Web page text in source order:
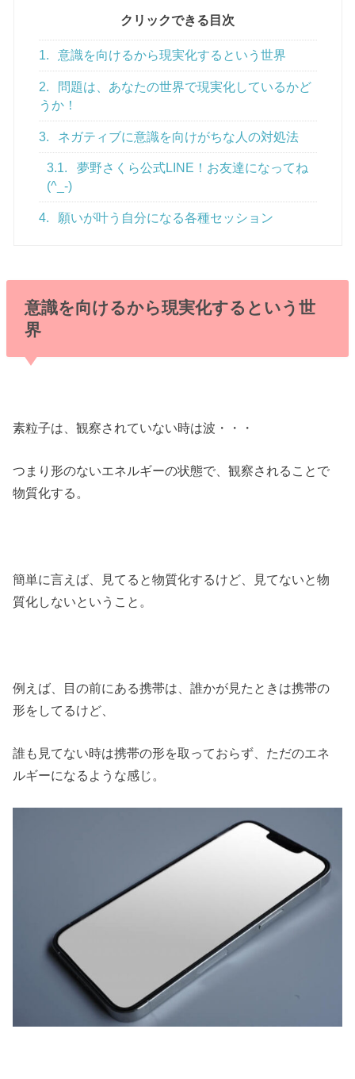
クリックできる目次
1. 意識を向けるから現実化するという世界
2.
問題は、あなたの世界で現実化しているかど
うか！
3. ネガティブに意識を向けがちな人の対処法
3.1.
夢野さくら公式LINE！お友達になってね
(^_-)
4. 願いが叶う自分になる各種セッション
意識を向けるから現実化するという世
界
素粒子は、観察されていない時は波・・・
つまり形のないエネルギーの状態で、観察されることで
物質化する。
簡単に言えば、見てると物質化するけど、見てないと物
質化しないということ。
例えば、目の前にある携帯は、誰かが見たときは携帯の
形をしてるけど、
誰も見てない時は携帯の形を取っておらず、ただのエネ
ルギーになるような感じ。